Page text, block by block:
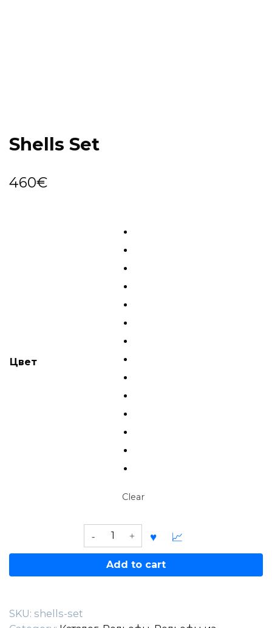
Shells Set
460€
Цвет
Clear
Shells
Set
quantityAdd to cart
SKU: shells-set